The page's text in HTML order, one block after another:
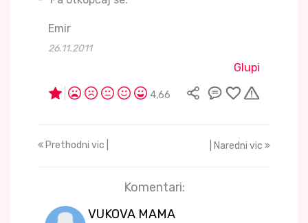
Emir
26.11.2011
Glupi
4,66
Prethodni vic | | Naredni vic
Komentari:
VUKOVA MAMA